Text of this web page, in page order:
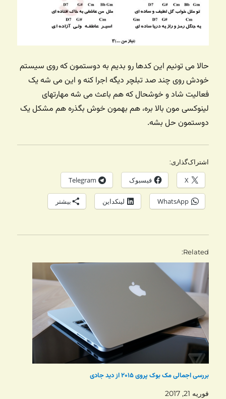
حالا می تونیم این کدها رو بدیم به دوستمون که روی سیستم
خودش روی چند صد تبلچر دیگه اجرا کنه و این می شه یک
فعالیت شاد و خوشحال که هم باعث می شه مهارتهای
لینوکسی مون بالا بره، هم بهمون خوش بگذره هم مشکل یک
دوستمون حل بشه.
اشتراک‌گذاری:
X فیسبوک Telegram
WhatsApp لینکداین بیشتر
Related
بررسی اجمالی مک بوک پروی ۲۰۱۵ از دید جادی
فوریه 21, 2017